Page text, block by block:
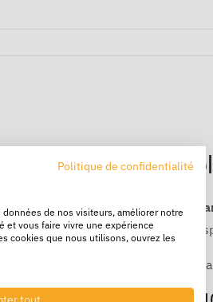
cm
logistiques avec notrecaisse
"grand format" est l'allié
, cette
Politique de confidentialité
de nos visiteurs, améliorer notre
et vous faire vivre une expérience
cookies que nous utilisons, ouvrez les